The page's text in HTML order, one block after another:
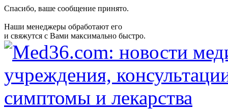
Спасибо, ваше сообщение принято.
Наши менеджеры обработают его
и свяжутся с Вами максимально быстро.